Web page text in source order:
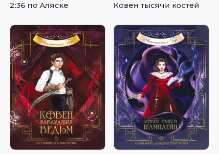
2:36 по Аляске Ковен тысячи костей